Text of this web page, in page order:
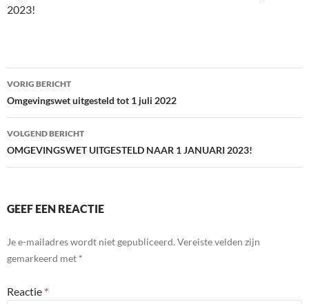
2023!
Bericht
navigatie
VORIG BERICHT
Omgevingswet uitgesteld tot 1 juli 2022
VOLGEND BERICHT
OMGEVINGSWET UITGESTELD NAAR 1 JANUARI 2023!
GEEF EEN REACTIE
Je e-mailadres wordt niet gepubliceerd. Vereiste velden zijn
gemarkeerd met *
Reactie *